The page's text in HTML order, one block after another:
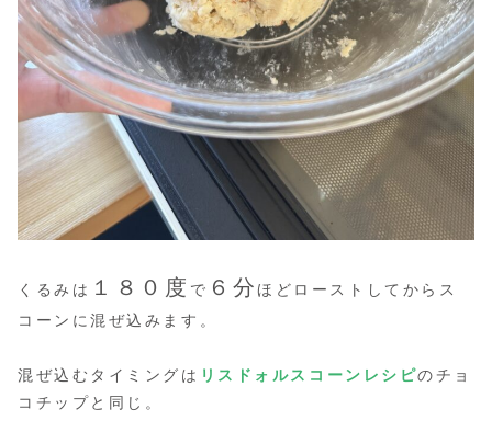
くるみは １８０度 で ６分ほどローストしてからス
コーンに混ぜ込みます。
混ぜ込むタイミングは リスドォルスコーンレシピのチョ
コチップと同じ。